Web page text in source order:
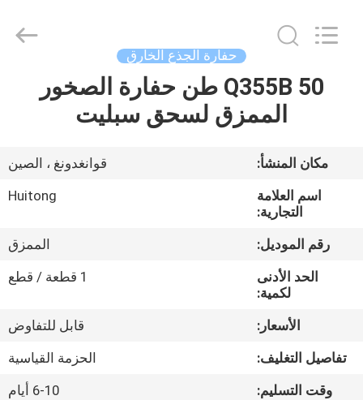
المنزل
برنامج
حولنا
في
المصنع
حفارة الجذع الخارق
Q355B 50 طن حفارة الصخور
الممزق لسحق سبليت
مكان المنشأ:
قوانغدونغ ، الصين
اسم العلامة
التجارية:
Huitong
رقم الموديل:
الممزق
الحد الأدنى
لكمية:
1 قطعة / قطع
الأسعار:
قابل للتفاوض
تفاصيل التغليف:
الحزمة القياسية
وقت التسليم:
6-10 أيام